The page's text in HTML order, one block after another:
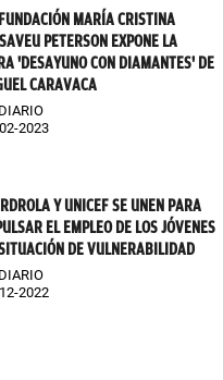
MARÍA CRISTINA
PETERSON EXPONE LA
'DESAYUNO CON DIAMANTES' DE
CARAVACA
2023
Y UNICEF SE UNEN PARA
EL EMPLEO DE LOS JÓVENES
DE VULNERABILIDAD
2022